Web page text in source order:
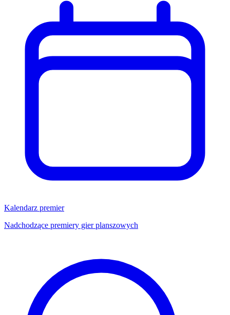
Kalendarz premier
Nadchodzące premiery gier planszowych